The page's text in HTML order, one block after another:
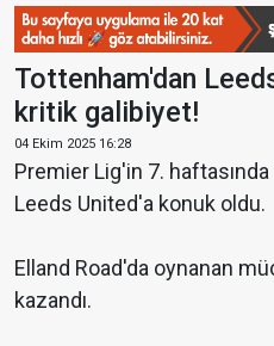
Tottenham'dan
kritik galibiyet!
04 Ekim 2025 16:28
Premier Lig'in 7.
Leeds United'a konuk oldu.
Elland Road'da oynanan
kazandı.